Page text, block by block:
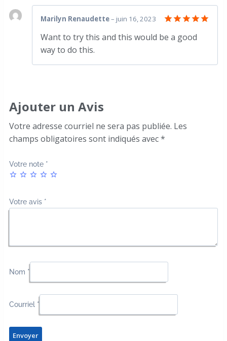
sur 5
Marilyn Renaudette– juin 16, 2023
Want to try this and this would be a good
way to do this.
Ajouter un Avis
Votre adresse courriel ne sera pas publiée. Les
champs obligatoires sont indiqués avec*
Votre note *
Votre avis *
Nom *
Courriel *